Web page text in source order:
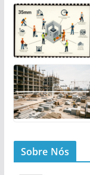
Sobre Nós